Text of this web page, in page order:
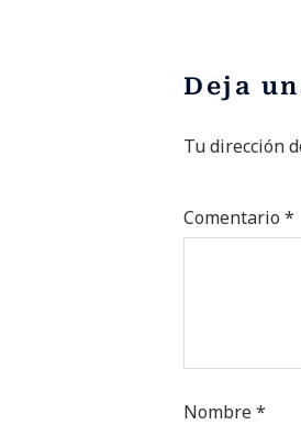
Deja
Tu dirección
Comentario *
Nombre*
Alternative: